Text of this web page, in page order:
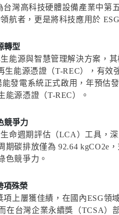
台灣高科技硬體設備產業中第
航者，更是將科技應用於
轉型
能源與智慧管理解決方案，
生能源憑證（T-REC），有
發電系統正式啟用，年預估
能源憑證（T-REC）。
競爭力
命週期評估（LCA）工具，
期碳排放僅為 92.64 kgCO2e
色競爭力。
項殊榮
項上屢獲佳績，在國內ESG
在台灣企業永續獎（TCSA